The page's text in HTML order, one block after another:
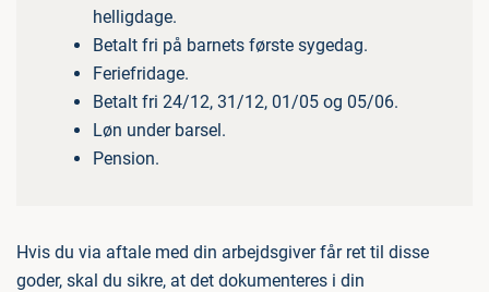
helligdage.
Betalt fri på barnets første sygedag.
Feriefridage.
Betalt fri 24/12, 31/12, 01/05 og 05/06.
Løn under barsel.
Pension.
Hvis du via aftale med din arbejdsgiver får ret til disse
goder, skal du sikre, at det dokumenteres i din